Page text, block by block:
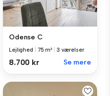
Odense C
Lejlighed 75 m² 3 værelser
8.700 kr Se mere